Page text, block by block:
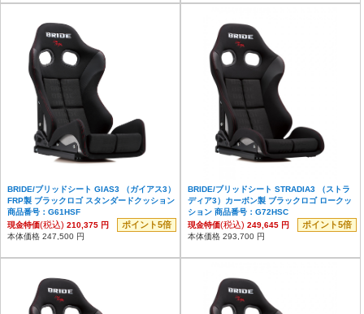
BRIDE/ブリッドシート GIAS3 （ガイアス3）
FRP製 ブラックロゴ スタンダードクッション
商品番号：G61HSF
現金特価(税込) 210,375 円 ポイント5倍
本体価格 247,500 円
BRIDE/ブリッドシート STRADIA3 （ストラ
ディア3）カーボン製 ブラックロゴ ロークッ
ション 商品番号：G72HSC
現金特価(税込) 249,645 円 ポイント5倍
本体価格 293,700 円